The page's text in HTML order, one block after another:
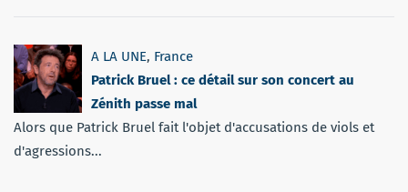
A LA UNE, France
Patrick Bruel : ce détail sur son concert au
Zénith passe mal
Alors que Patrick Bruel fait l'objet d'accusations de viols et
d'agressions...